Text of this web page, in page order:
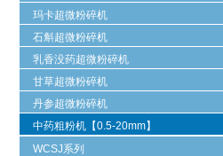
玛卡超微粉碎机
石斛超微粉碎机
乳香没药超微粉碎机
甘草超微粉碎机
丹参超微粉碎机
中药粗粉机【0.5-20mm】
WCSJ系列